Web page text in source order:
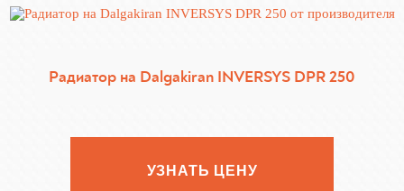
Радиатор на Dalgakiran INVERSYS DPR 250
УЗНАТЬ ЦЕНУ